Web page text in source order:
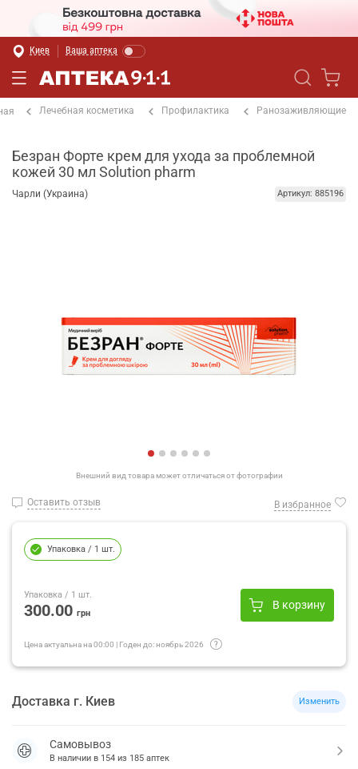
Киев Ваша аптека
Лечебная косметика Профилактика Ранозаживляющие
Безран Форте крем для ухода за проблемной
кожей 30 мл Solution pharm
Чарли (Украина) Артикул: 885196
Внешний вид товара может отличаться от фотографии
Оставить отзыв В избранное
Упаковка / 1 шт.
Упаковка / 1 шт.
300.00 грн
В корзину
Цена актуальна на00:00 | Годен до:ноябрь 2026
Доставка г. Киев Изменить
Самовывоз
В наличии в 154 из 185 аптек